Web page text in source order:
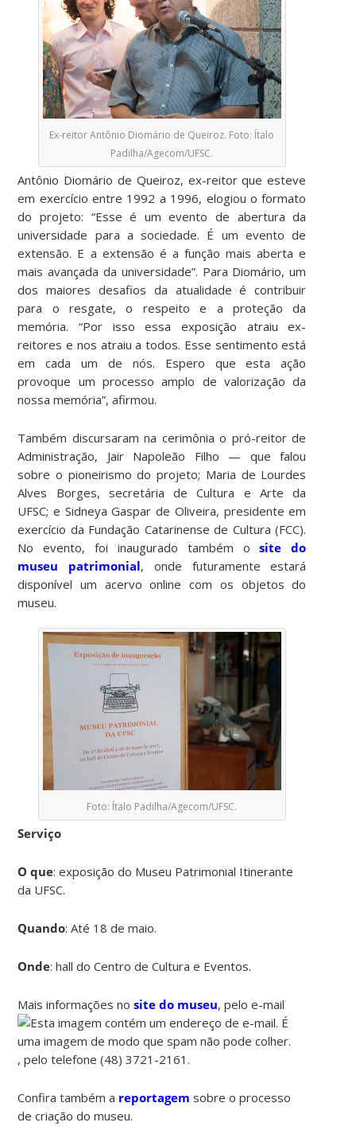
Ex-reitor Antônio Diomário de Queiroz. Foto: Ítalo
Padilha/Agecom/UFSC.
Antônio Diomário de Queiroz, ex-reitor que esteve
em exercício entre 1992 a 1996, elogiou o formato
do projeto: “Esse é um evento de abertura da
universidade para a sociedade. É um evento de
extensão. E a extensão é a função mais aberta e
mais avançada da universidade”. Para Diomário, um
dos maiores desafios da atualidade é contribuir
para o resgate, o respeito e a proteção da
memória. “Por isso essa exposição atraiu ex-
reitores e nos atraiu a todos. Esse sentimento está
em cada um de nós. Espero que esta ação
provoque um processo amplo de valorização da
nossa memória”, afirmou.
Também discursaram na cerimônia o pró-reitor de
Administração, Jair Napoleão Filho — que falou
sobre o pioneirismo do projeto; Maria de Lourdes
Alves Borges, secretária de Cultura e Arte da
UFSC; e Sidneya Gaspar de Oliveira, presidente em
exercício da Fundação Catarinense de Cultura (FCC).
No evento, foi inaugurado também osite do
museu patrimonial, onde futuramente estará
disponível um acervo online com os objetos do
museu.
Foto: Ítalo Padilha/Agecom/UFSC.
Serviço
O que: exposição do Museu Patrimonial Itinerante
da UFSC.
Quando: Até 18 de maio.
Onde: hall do Centro de Cultura e Eventos.
Mais informações nosite do museu, pelo e-mail
, pelo telefone (48) 3721-2161.
Confira também a reportagem sobre o processo
de criação do museu.